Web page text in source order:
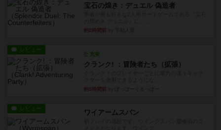
宝石の煌き：デュエル 偽造者
約2時間前
レビュー
充実
クランク! ：冒険者たち（拡張）
約3時間前
レビュー ワイアームスパン